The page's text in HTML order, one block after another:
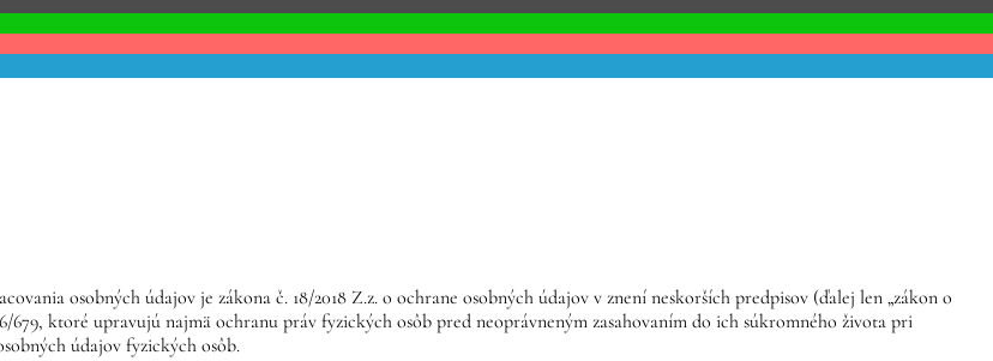
osobných údajov je zákona č. 18/2018 Z.z. o ochrane osobných údajov v znení neskorších predpisov (ďalej len „zákon o
ktoré upravujú najmä ochranu práv fyzických osôb pred neoprávneným zasahovaním do ich súkromného života pri
údajov fyzických osôb.